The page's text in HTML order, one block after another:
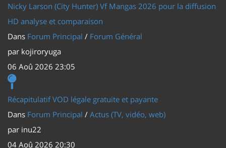
Nicky Larson (City Hunter) Vf Mangas 2026 pour la diffusion
HD analyse et comparaison
Dans Forum Principal / Forum Général
par kojiroryuga
06 Aoû 2026 23:05
Récapitulatif VOD légale gratuite et payante
Dans Forum Principal / Actus (TV, vidéo, web)
par inu22
04 Aoû 2026 20:30